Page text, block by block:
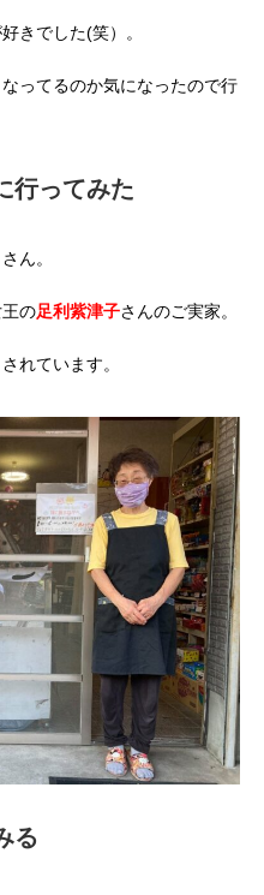
きでした(笑）。
ってるのか気になったので行
行ってみた
さん。
の足利紫津子さんのご実家。
れています。
る